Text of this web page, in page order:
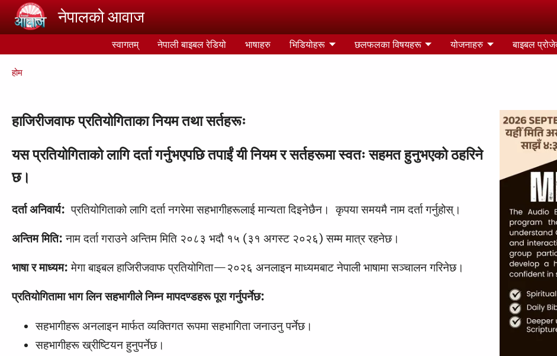
Skip to main content
नेपालको आवाज
स्वागतम् नेपाली बाइबल रेडियो भाषाहरु भिडियोहरू छलफलका विषयहरू योजनाहरु बाइबल
Breadcrumb
होम
हाजिरीजवाफ प्रतियोगिताका नियम तथा सर्तहरूः
यस प्रतियोगिताको लागि दर्ता गर्नुभएपछि तपाईं यी नियम र सर्तहरूमा स्वतः सहमत हुनुभएको ठहरिने
छ।
दर्ता अनिवार्य: प्रतियोगिताको लागि दर्ता नगरेमा सहभागीहरूलाई मान्यता दिइनेछैन। कृपया समयमै नाम दर्ता गर्नुहोस्।
अन्तिम मिति: नाम दर्ता गराउने अन्तिम मिति २०८३ भद‍ौ १५ (३१ अगस्ट २०२६) सम्म मात्र रहनेछ।
भाषा र माध्यम: मेगा बाइबल हाजिरीजवाफ प्रतियोगिता—२०२६ अनलाइन माध्यमबाट नेपाली भाषामा सञ्चालन गरिनेछ।
प्रतियोगितामा भाग लिन सहभागीले निम्न मापदण्डहरू पूरा गर्नुपर्नेछ:
सहभागीहरू अनलाइन मार्फत व्यक्तिगत रूपमा सहभागिता जनाउनु पर्नेछ।
सहभागीहरू ख्रीष्टियन हुनुपर्नेछ।